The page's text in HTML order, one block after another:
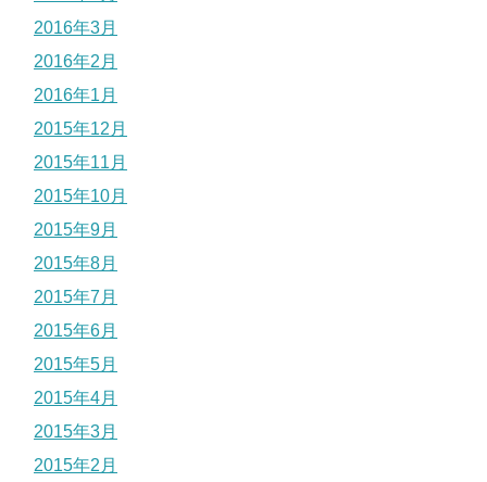
2016年3月
2016年2月
2016年1月
2015年12月
2015年11月
2015年10月
2015年9月
2015年8月
2015年7月
2015年6月
2015年5月
2015年4月
2015年3月
2015年2月